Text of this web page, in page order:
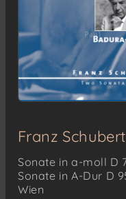
Franz Schubert
Sonate in a-moll D
Sonate in A-Dur D
Wien